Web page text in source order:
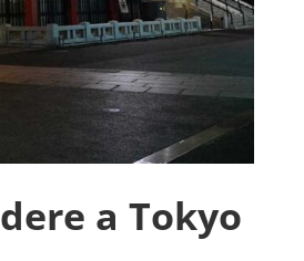
a Tokyo